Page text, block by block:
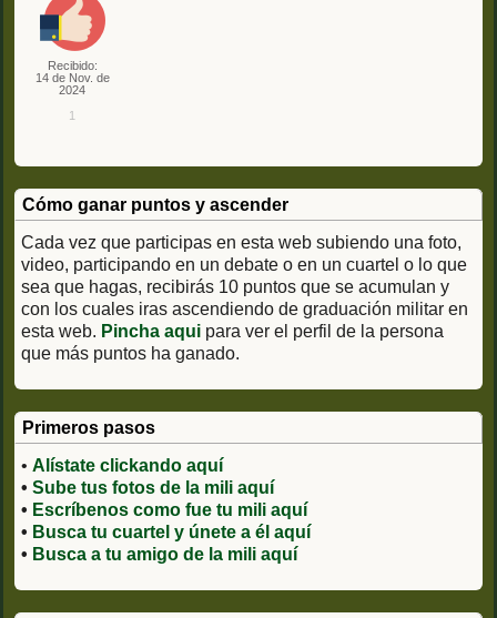
Recibido:
14 de Nov. de
2024
1
Cómo ganar puntos y ascender
Cada vez que participas en esta web subiendo una foto,
video, participando en un debate o en un cuartel o lo que
sea que hagas, recibirás 10 puntos que se acumulan y
con los cuales iras ascendiendo de graduación militar en
esta web. Pincha aqui para ver el perfil de la persona
que más puntos ha ganado.
Primeros pasos
• Alístate clickando aquí
• Sube tus fotos de la mili aquí
• Escríbenos como fue tu mili aquí
• Busca tu cuartel y únete a él aquí
• Busca a tu amigo de la mili aquí